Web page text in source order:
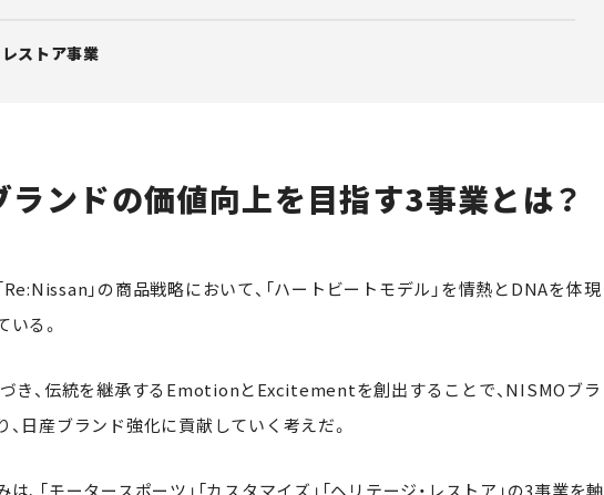
ストア事業
ンドの価値向上を目指す3事業とは？
」の商品戦略において、「ハートビートモデル」を情熱とDNAを体現
る。
き、伝統を継承するEmotionとExcitementを創出することで、NISMOブラ
日産ブランド強化に貢献していく考えだ。
、「モータースポーツ」「カスタマイズ」「ヘリテージ・レストア」の3事業を軸